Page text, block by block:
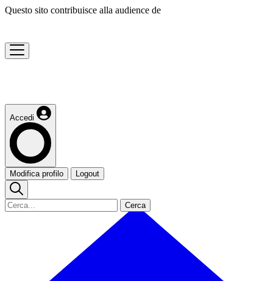
Questo sito contribuisce alla audience de
Accedi
Modifica profilo Logout
Cerca